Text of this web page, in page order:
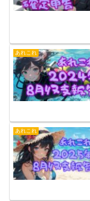
あれこれ
あれこれ